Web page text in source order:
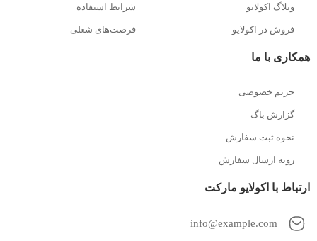
وبلاگ اکولایو
فروش در اکولایو
شرایط استفاده
فرصت‌های شغلی
همکاری با ما
حریم خصوصی
گزارش باگ
نحوه ثبت سفارش
رویه ارسال سفارش
ارتباط با اکولایو مارکت
info@example.com